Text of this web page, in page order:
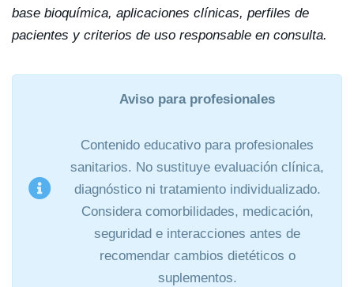
base bioquímica, aplicaciones clínicas, perfiles de
pacientes y criterios de uso responsable en consulta.
Aviso para profesionales
Contenido educativo para profesionales
sanitarios. No sustituye evaluación clínica,
diagnóstico ni tratamiento individualizado.
Considera comorbilidades, medicación,
seguridad e interacciones antes de
recomendar cambios dietéticos o
suplementos.